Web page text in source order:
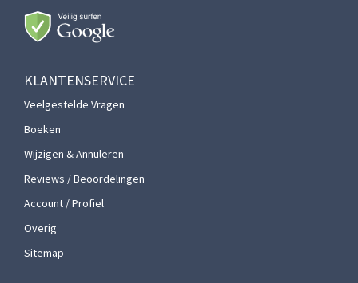
KLANTENSERVICE
Veelgestelde Vragen
Boeken
Wijzigen & Annuleren
Reviews / Beoordelingen
Account / Profiel
Overig
Sitemap